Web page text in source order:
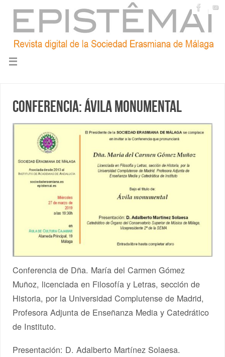
Conferencia: Ávila monumental
Conferencia de Dña. María del Carmen Gómez
Muñoz, licenciada en Filosofía y Letras, sección de
Historia, por la Universidad Complutense de Madrid,
Profesora Adjunta de Enseñanza Media y Catedrático
de Instituto.
Presentación: D. Adalberto Martínez Solaesa.